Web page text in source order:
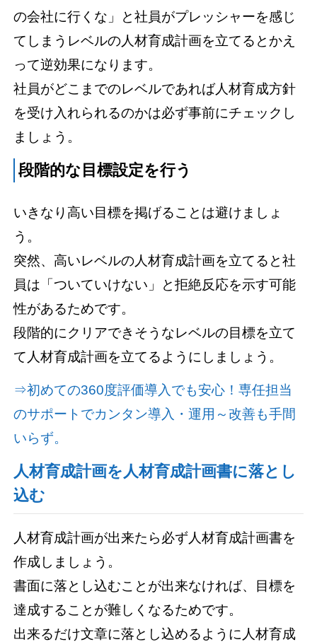
の会社に行くな」と社員がプレッシャーを感じ
てしまうレベルの人材育成計画を立てるとかえ
って逆効果になります。
社員がどこまでのレベルであれば人材育成方針
を受け入れられるのかは必ず事前にチェックし
ましょう。
段階的な目標設定を行う
いきなり高い目標を掲げることは避けましょ
う。
突然、高いレベルの人材育成計画を立てると社
員は「ついていけない」と拒絶反応を示す可能
性があるためです。
段階的にクリアできそうなレベルの目標を立て
て人材育成計画を立てるようにしましょう。
⇒初めての360度評価導入でも安心！専任担当
のサポートでカンタン導入・運用～改善も手間
いらず。
人材育成計画を人材育成計画書に落とし
込む
人材育成計画が出来たら必ず人材育成計画書を
作成しましょう。
書面に落とし込むことが出来なければ、目標を
達成することが難しくなるためです。
出来るだけ文章に落とし込めるように人材育成